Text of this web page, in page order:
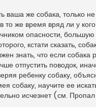
же собака, только
же время вряд ли у
опасности,
кстати сказать,
знать, что если
отпустить поводок,
ребенку собаку,
собаку, научите ее
исчезнет (см.